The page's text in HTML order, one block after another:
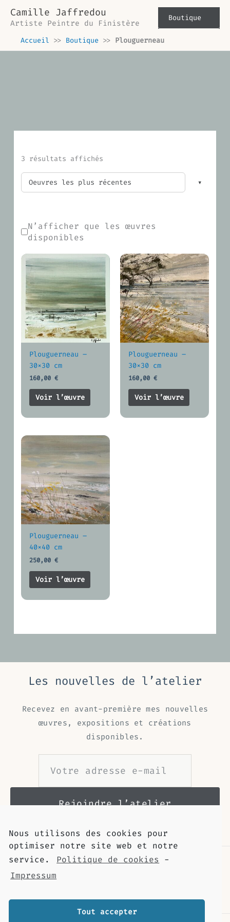
Nous utilisons des cookies pour
optimiser notre site web et notre
service.
Politique de cookies
-
Impressum
Tout accepter
contenu
Camille Jaffredou
Artiste Peintre du Finistère
Boutique
Accueil >> Boutique >> Plouguerneau
3 résultats affichés
du
plus
récent
plus
ancien
N’afficher que les œuvres
disponibles
Plouguerneau –
30×30 cm
160,00€
Voir l’œuvre
Plouguerneau –
30×30 cm
160,00€
Voir l’œuvre
Plouguerneau –
40×40 cm
250,00€
Voir l’œuvre
Les nouvelles de l’atelier
Recevez en avant-première mes nouvelles
œuvres, expositions et créations
disponibles.